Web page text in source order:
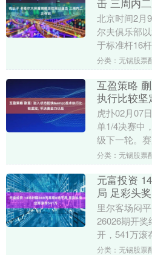
击 三周内
北京时间2月
尔夫俱乐部
于标准杆16
尔大师赛。
分类：无锡股票
互盈策略
执行比较坚
虎扑02月07
单1/4决赛中
级下一轮。
拿下这场比
分类：无锡股票
元富投资
局 足彩头
里尔客场闷
26026期开奖
开，541万滚
等开出1注，
分类：无锡股票